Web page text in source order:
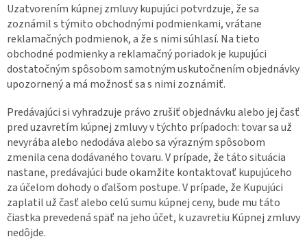
Uzatvorením kúpnej zmluvy kupujúci potvrdzuje, že sa
zoznámil s týmito obchodnými podmienkami, vrátane
reklamačných podmienok, a že s nimi súhlasí. Na tieto
obchodné podmienky a reklamačný poriadok je kupujúci
dostatočným spôsobom samotným uskutočnením objednávky
upozornený a má možnosť sa s nimi zoznámiť.
Predávajúci si vyhradzuje právo zrušiť objednávku alebo jej časť
pred uzavretím kúpnej zmluvy v týchto prípadoch: tovar sa už
nevyrába alebo nedodáva alebo sa výrazným spôsobom
zmenila cena dodávaného tovaru. V prípade, že táto situácia
nastane, predávajúci bude okamžite kontaktovať kupujúceho
za účelom dohody o ďalšom postupe. V prípade, že Kupujúci
zaplatil už časť alebo celú sumu kúpnej ceny, bude mu táto
čiastka prevedená späť na jeho účet, k uzavretiu Kúpnej zmluvy
nedôjde.